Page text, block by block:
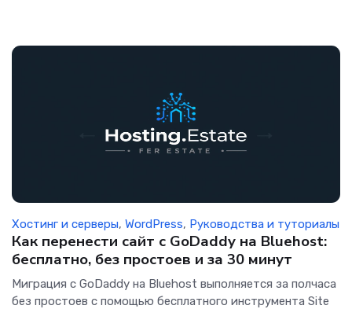
Хостинг и серверы, WordPress, Руководства и туториалы
Как перенести сайт с GoDaddy на Bluehost:
бесплатно, без простоев и за 30 минут
Миграция с GoDaddy на Bluehost выполняется за полчаса
без простоев с помощью бесплатного инструмента Site